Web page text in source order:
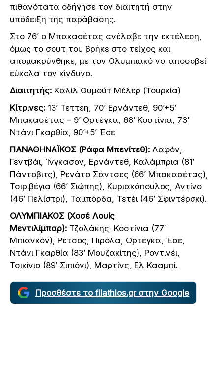
πιθανότατα οδήγησε τον διαιτητή στην
υπόδειξη της παράβασης.
Στο 76’ ο Μπακασέτας ανέλαβε την εκτέλεση,
όμως το σουτ του βρήκε στο τείχος και
απομακρύνθηκε, με τον Ολυμπιακό να αποσοβεί
εύκολα τον κίνδυνο.
Διαιτητής: Χαλίλ Ουμούτ Μέλερ (Τουρκία)
Κίτρινες: 13’ Τεττέη, 70’ Ερνάντεθ, 90’+5’
Μπακασέτας – 9’ Ορτέγκα, 68’ Κοστίνια, 73’
Ντάνι Γκαρθία, 90’+5’ Έσε
ΠΑΝΑΘΗΝΑΪΚΟΣ (Ράφα Μπενίτεθ): Λαφόν,
Γεντβάι, Ίνγκασον, Ερνάντεθ, Καλάμπρια (81’
Πάντοβιτς), Ρενάτο Σάντσες (66’ Μπακασέτας),
Τσιριβέγια (66’ Σιώπης), Κυριακόπουλος, Αντίνο
(46’ Πελίστρι), Ταμπόρδα, Τετέι (46’ Σφιντέρσκι).
ΟΛΥΜΠΙΑΚΟΣ (Χοσέ Λουίς
Μεντιλίμπαρ): Τζολάκης, Κοστίνια (77’
Μπιανκόν), Ρέτσος, Πιρόλα, Ορτέγκα, Έσε,
Ντάνι Γκαρθία (83’ Μουζακίτης), Ροντινέι,
Τσικίνιο (89’ Σιπιόνι), Μαρτίνς, Ελ Κααμπί.
Προσθέστε το filathlos.gr στην Google